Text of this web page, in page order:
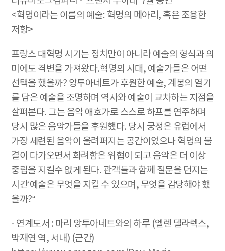
<혁명이라는 이름의 예술: 혁명의 메아리, 혹은 조용한
저항>
프랑스 대혁명 시기는 정치만이 아니라 예술의 형식과 의
미에도 격변을 가져왔다.혁명의 시대, 예술가들은 어떤
선택을 했을까? 앙투아네트가 후원한 예술, 계몽의 열기
를 담은 예술을 조명하며 역사와 예술이 교차하는 지점을
살펴본다. 그는 음악 애호가로 스스로 하프를 연주하며
당시 많은 음악가들을 후원했다. 당시 궁정은 유럽에서
가장 세련된 음악이 울려퍼지는 공간이었으나 혁명의 물
결이 다가오면서 화려함은 위협이 되고 음악은 더 이상
중립을 지킬수 없게 된다. 관객들과 함께 질문을 던지는
시간‘예술은 무엇을 지킬 수 있으며, 무엇을 감당해야 했
을까?“
- 연계도서 : 마리 앙투아네트와의 하루 (엘렌 델라렉스,
박재연 역, 서내) (근간)